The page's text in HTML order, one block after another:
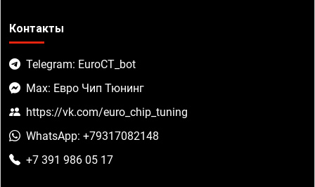
Контакты
Telegram: EuroCT_bot
Max: Евро Чип Тюнинг
https://vk.com/euro_chip_tuning
WhatsApp: +79317082148
+7 391 986 05 17